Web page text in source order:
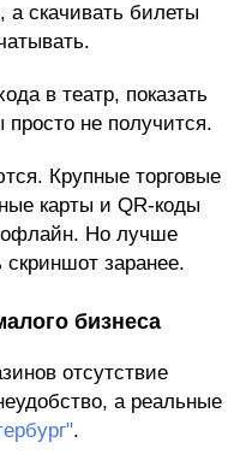
скачивать билеты
в театр, показать
не получится.
Крупные торговые
карты и QR-коды
офлайн. Но лучше
скриншот заранее.
бизнеса
отсутствие
а реальные
.